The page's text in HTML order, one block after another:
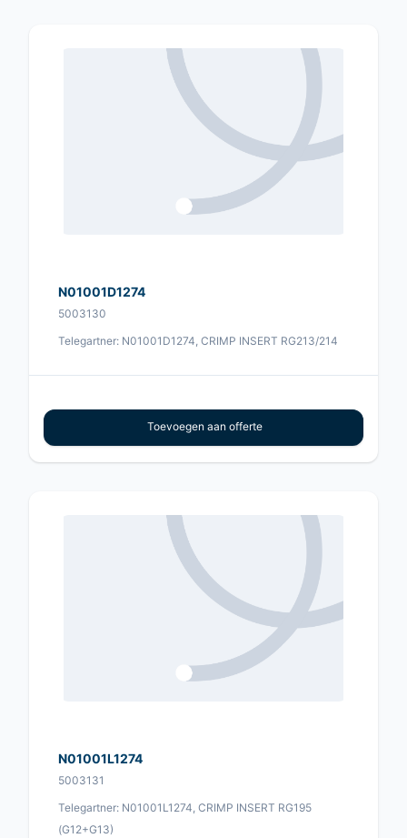
N01001D1274
5003130
Telegartner: N01001D1274, CRIMP INSERT RG213/214
Toevoegen aan offerte
N01001L1274
5003131
Telegartner: N01001L1274, CRIMP INSERT RG195
(G12+G13)